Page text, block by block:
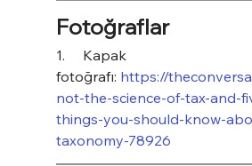
Fotoğraflar
1.     Kapak
fotoğrafı: https://
not-the-science-of-tax-and-
things-you-should-know-
taxonomy-78926